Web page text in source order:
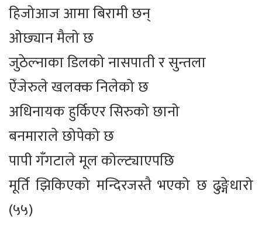
हिजोआज आमा बिरामी छन्
ओछ्यान मैलो छ
जुठेल्नाका डिलको नासपाती र सुन्तला
ऐँजेरुले खलक्क निलेको छ
अधिनायक हुर्किएर सिरुको छानो
बनमाराले छोपेको छ
पापी गँगटाले मूल कोल्ट्याएपछि
मूर्ति झिकिएको मन्दिरजस्तै भएको छ ढुङ्गेधारो
(५५)